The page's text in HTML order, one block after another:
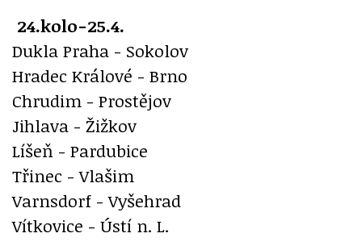
24.kolo-25.4.
Dukla Praha - Sokolov
Hradec Králové - Brno
Chrudim - Prostějov
Jihlava - Žižkov
Líšeň - Pardubice
Třinec - Vlašim
Varnsdorf - Vyšehrad
Vítkovice - Ústí n. L.